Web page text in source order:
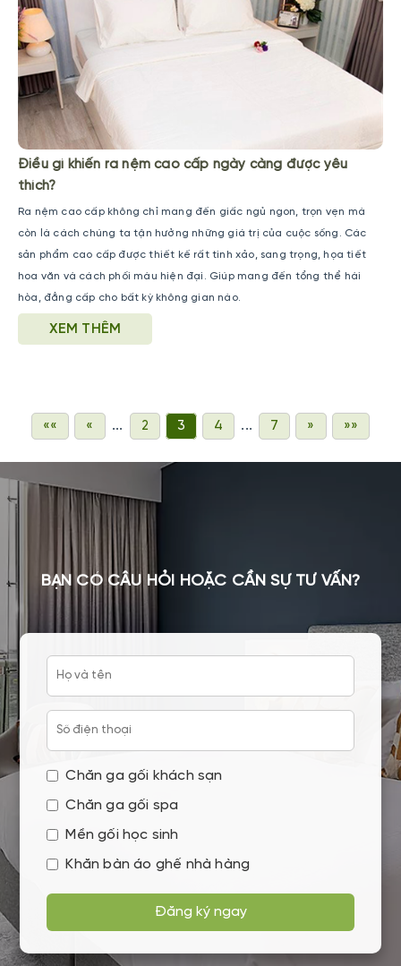
Điều gì khiến ra nệm cao cấp ngày càng được yêu
thích?
Ra nệm cao cấp không chỉ mang đến giấc ngủ ngon, trọn vẹn mà
còn là cách chúng ta tận hưởng những giá trị của cuộc sống. Các
sản phẩm cao cấp được thiết kế rất tinh xảo, sang trọng, họa tiết
hoa văn và cách phối màu hiện đại. Giúp mang đến tổng thể hài
hòa, đẳng cấp cho bất kỳ không gian nào.
XEM THÊM
«« « ... 2 3 4 ... 7 » »»
BẠN CÓ CÂU HỎI HOẶC CẦN SỰ TƯ VẤN?
Chăn ga gối khách sạn
Chăn ga gối spa
Mền gối học sinh
Khăn bàn áo ghế nhà hàng
Đăng ký ngay